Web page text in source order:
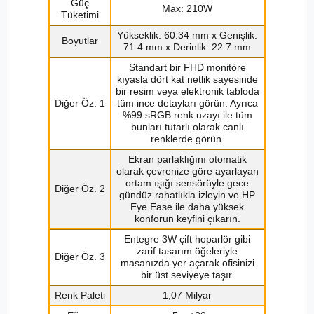
Güç
Tüketimi
Max: 210W
Boyutlar
Yükseklik: 60.34 mm x Genişlik:
71.4 mm x Derinlik: 22.7 mm
Diğer Öz. 1
Standart bir FHD monitöre
kıyasla dört kat netlik sayesinde
bir resim veya elektronik tabloda
tüm ince detayları görün. Ayrıca
%99 sRGB renk uzayı ile tüm
bunları tutarlı olarak canlı
renklerde görün.
Diğer Öz. 2
Ekran parlaklığını otomatik
olarak çevrenize göre ayarlayan
ortam ışığı sensörüyle gece
gündüz rahatlıkla izleyin ve HP
Eye Ease ile daha yüksek
konforun keyfini çıkarın.
Diğer Öz. 3
Entegre 3W çift hoparlör gibi
zarif tasarım öğeleriyle
masanızda yer açarak ofisinizi
bir üst seviyeye taşır.
Renk Paleti
1,07 Milyar